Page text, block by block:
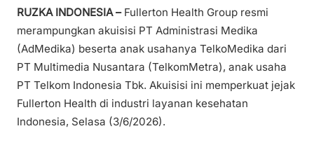
RUZKA INDONESIA –Fullerton Health Group resmi
merampungkan akuisisi PT Administrasi Medika
(AdMedika) beserta anak usahanya TelkoMedika dari
PT Multimedia Nusantara (TelkomMetra), anak usaha
PT Telkom Indonesia Tbk. Akuisisi ini memperkuat jejak
Fullerton Health di industri layanan kesehatan
Indonesia, Selasa (3/6/2026).